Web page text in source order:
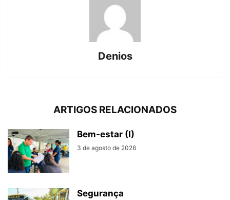
Denios
ARTIGOS RELACIONADOS
Bem-estar (I)
3 de agosto de 2026
Segurança